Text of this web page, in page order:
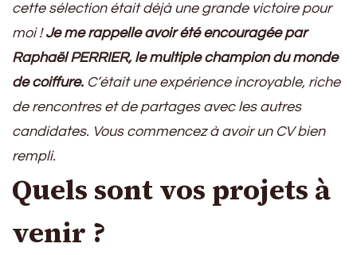
cette sélection était déjà une grande victoire pour
moi !Je me rappelle avoir été encouragée par
Raphaël PERRIER, le multiple champion du monde
de coiffure. C’était une expérience incroyable, riche
de rencontres et de partages avec les autres
candidates. Vous commencez à avoir un CV bien
rempli.
Quels sont vos projets à
venir ?